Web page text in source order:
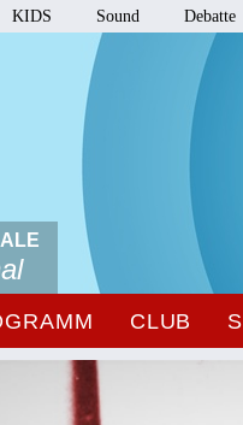
KIDS Sound Debatte
CLUB